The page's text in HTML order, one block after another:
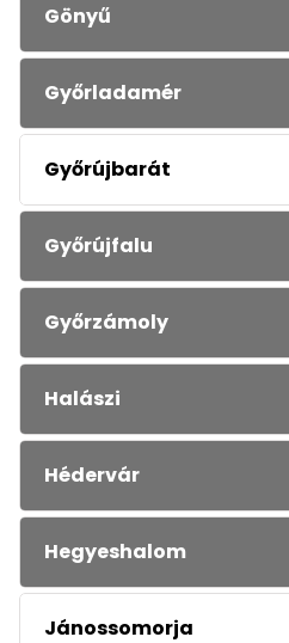
Gönyű
Győrladamér
Győrújbarát
Győrújfalu
Győrzámoly
Halászi
Hédervár
Hegyeshalom
Jánossomorja